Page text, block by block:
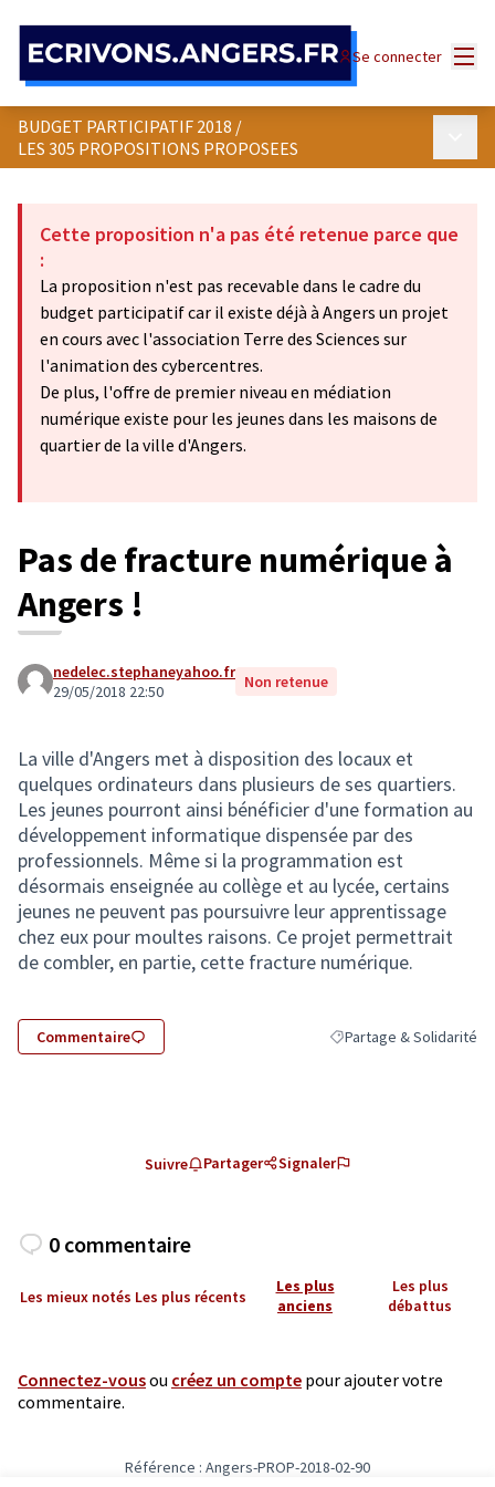
Se connecter
BUDGET PARTICIPATIF 2018 /
LES 305 PROPOSITIONS PROPOSEES
Cette proposition n'a pas été retenue parce que
:
La proposition n'est pas recevable dans le cadre du
budget participatif car il existe déjà à Angers un projet
en cours avec l'association Terre des Sciences sur
l'animation des cybercentres.
De plus, l'offre de premier niveau en médiation
numérique existe pour les jeunes dans les maisons de
quartier de la ville d'Angers.
Pas de fracture numérique à
Angers !
nedelec.stephaneyahoo.fr
29/05/2018 22:50
Non retenue
La ville d'Angers met à disposition des locaux et
quelques ordinateurs dans plusieurs de ses quartiers.
Les jeunes pourront ainsi bénéficier d'une formation au
développement informatique dispensée par des
professionnels. Même si la programmation est
désormais enseignée au collège et au lycée, certains
jeunes ne peuvent pas poursuivre leur apprentissage
chez eux pour moultes raisons. Ce projet permettrait
de combler, en partie, cette fracture numérique.
Commentaire Filtrer les résultats de
Partage & Solidarité
Suivre Partager Signaler
0 commentaire
Les mieux notés Les plus récents
Les plus
anciens
Les plus
débattus
Connectez-vousou créez un compte pour ajouter votre
commentaire.
Référence : Angers-PROP-2018-02-90